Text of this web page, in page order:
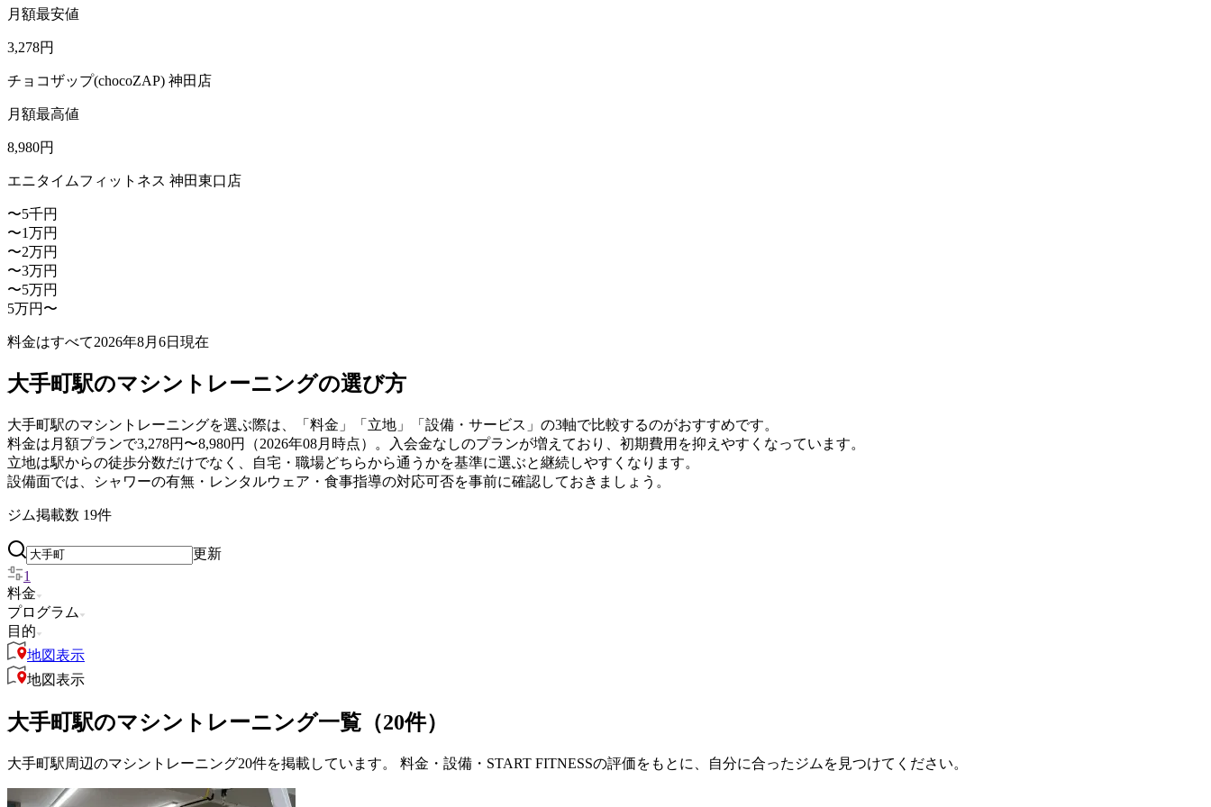
月額最安値
3,278円
チョコザップ(chocoZAP) 神田店
月額最高値
8,980円
エニタイムフィットネス 神田東口店
〜5千円
〜1万円
〜2万円
〜3万円
〜5万円
5万円〜
料金はすべて2026年8月6日 現在
大手町駅のマシントレーニングの選び方
大手町駅のマシントレーニングを選ぶ際は、「料金」「立地」「設備・サービス」の3軸で比較するのがおすすめです。
料金は月額プランで3,278円〜8,980円（2026年08月時点）。入会金なしのプランが増えており、初期費用を抑えやすくなっています。
立地は駅からの徒歩分数だけでなく、自宅・職場どちらから通うかを基準に選ぶと継続しやすくなります。
設備面では、シャワーの有無・レンタルウェア・食事指導の対応可否を事前に確認しておきましょう。
ジム掲載数 19件
更新
1
料金
プログラム
目的
地図表示
地図表示
大手町駅のマシントレーニング一覧（20件）
大手町駅周辺のマシントレーニング20件を掲載しています。 料金・設備・START FITNESSの評価をもとに、自分に合ったジムを見つけてください。